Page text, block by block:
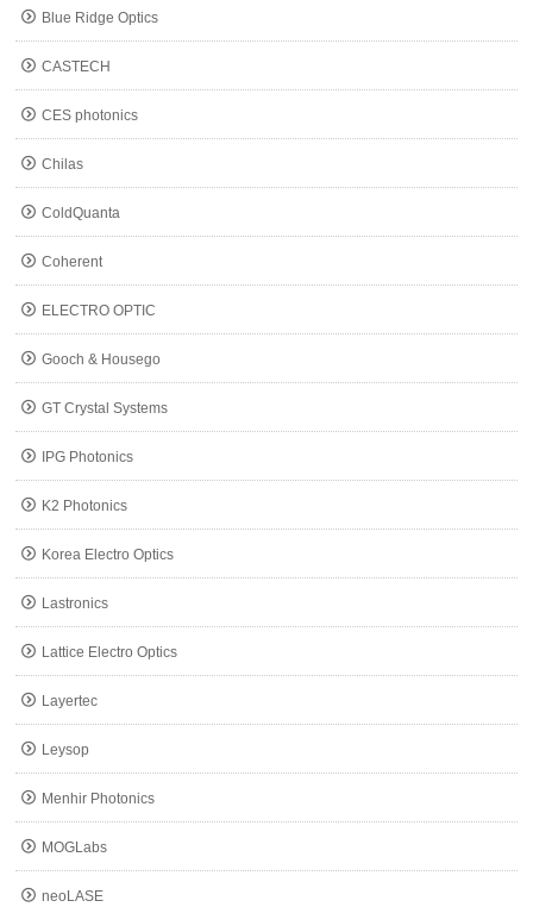
Blue Ridge Optics
CASTECH
CES photonics
Chilas
ColdQuanta
Coherent
ELECTRO OPTIC
Gooch & Housego
GT Crystal Systems
IPG Photonics
K2 Photonics
Korea Electro Optics
Lastronics
Lattice Electro Optics
Layertec
Leysop
Menhir Photonics
MOGLabs
neoLASE